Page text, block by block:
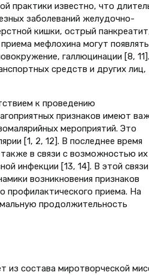
практики известно, что
заболеваний желудочно-
кишки, острый
мефлохина могут
галлюцинации [8,
средств и других лиц,
к проведению
признаков имеют
мероприятий. Это
[1, 2, 12]. В последнее время
в связи с возможностью их
инфекции [13, 14]. В этой связи
возникновения признаков
профилактического приема. На
продолжительность
из состава миротворческой